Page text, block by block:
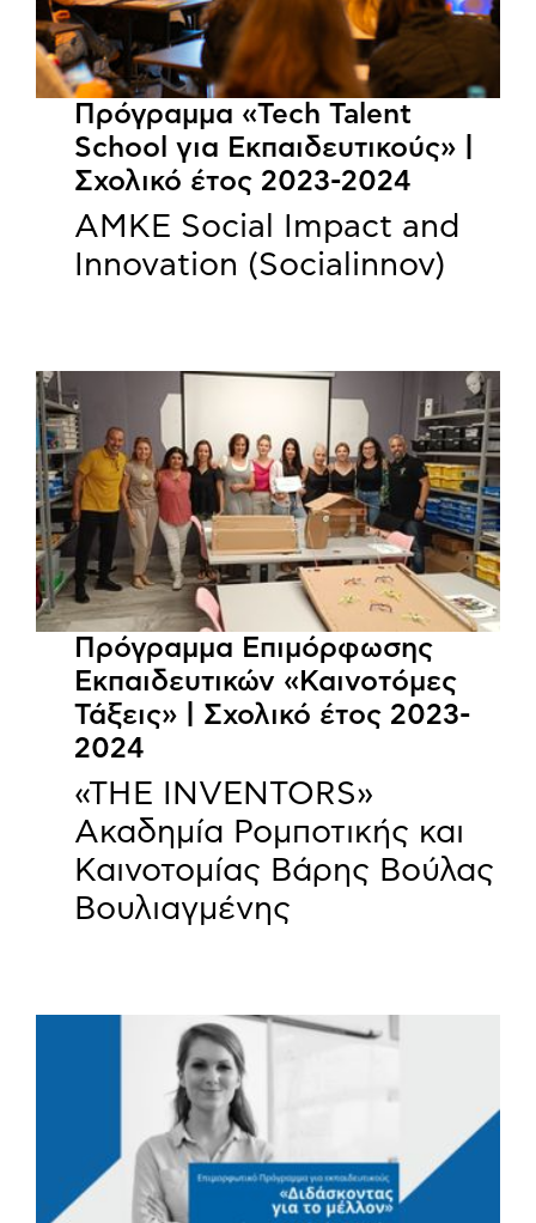
Πρόγραμμα «Tech Talent
School για Εκπαιδευτικούς» |
Σχολικό έτος 2023-2024
ΑΜΚΕ Social Impact and
Innovation (Socialinnov)
Πρόγραμμα Επιμόρφωσης
Εκπαιδευτικών «Καινοτόμες
Τάξεις» | Σχολικό έτος 2023-
2024
«THE INVENTORS»
Ακαδημία Ρομποτικής και
Καινοτομίας Βάρης Βούλας
Βουλιαγμένης